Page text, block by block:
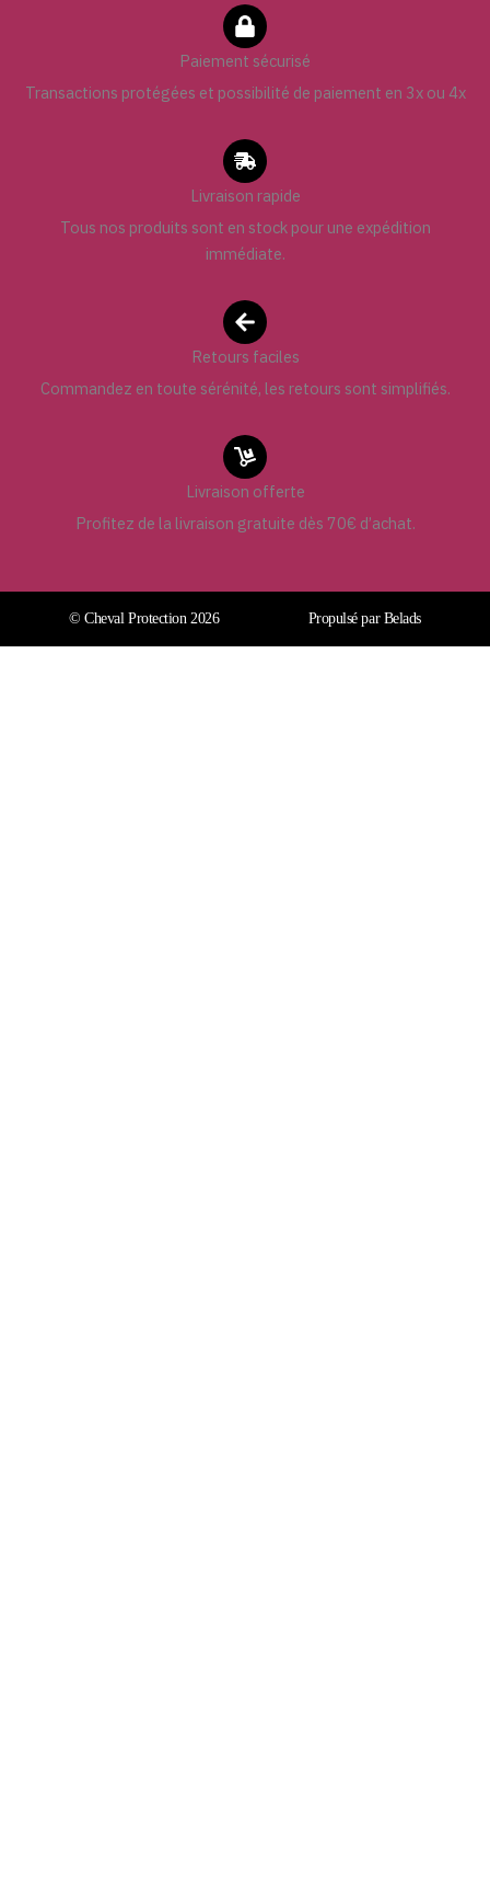
Paiement sécurisé
Transactions protégées et possibilité de paiement en 3x ou 4x
Livraison rapide
Tous nos produits sont en stock pour une expédition
immédiate.
Retours faciles
Commandez en toute sérénité, les retours sont simplifiés.
Livraison offerte
Profitez de la livraison gratuite dès 70€ d’achat.
© Cheval Protection 2026 Propulsé par Belads